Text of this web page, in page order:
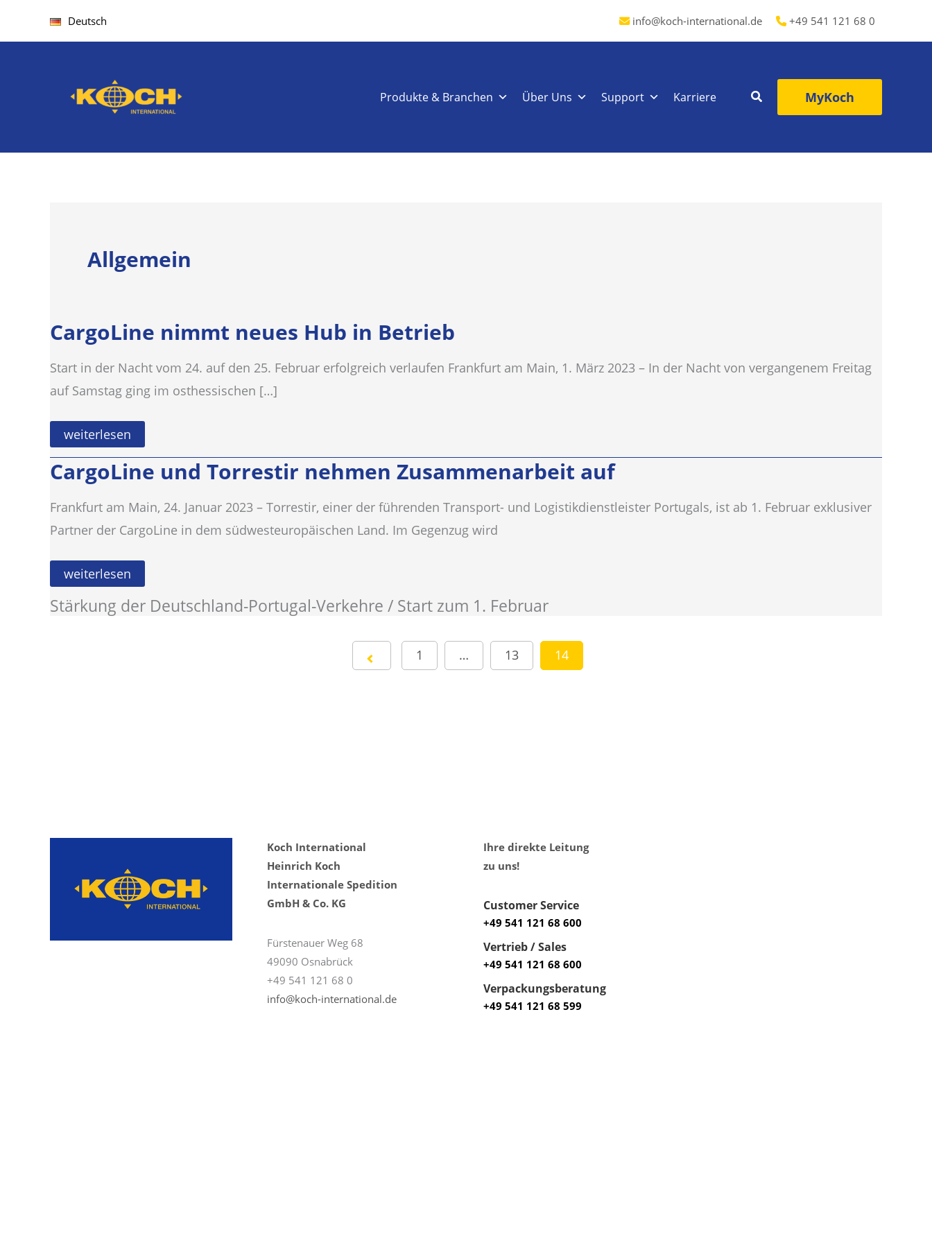
Deutsch info@koch-international.de +49 541 121 68 0
Produkte & Branchen Über Uns Support Karriere MyKoch
Allgemein
CargoLine nimmt neues Hub in Betrieb
Start in der Nacht vom 24. auf den 25. Februar erfolgreich verlaufen Frankfurt am Main, 1. März 2023 – In der Nacht von vergangenem Freitag
auf Samstag ging im osthessischen […]
CargoLine
nimmt
neues
Hub
in
weiterlesen
CargoLine und Torrestir nehmen Zusammenarbeit auf
Frankfurt am Main, 24. Januar 2023 – Torrestir, einer der führenden Transport- und Logistikdienstleister Portugals, ist ab 1. Februar exklusiver
Partner der CargoLine in dem südwesteuropäischen Land. Im Gegenzug wird
CargoLine
und
Torrestir
nehmen
weiterlesen
Stärkung der Deutschland-Portugal-Verkehre / Start zum 1. Februar
1 … 13 14
Koch International
Heinrich Koch
Internationale Spedition
GmbH & Co. KG
Fürstenauer Weg 68
49090 Osnabrück
+49 541 121 68 0
info@koch-international.de
Ihre direkte Leitung
zu uns!
Customer Service
+49 541 121 68 600
Vertrieb / Sales
+49 541 121 68 600
Verpackungsberatung
+49 541 121 68 599